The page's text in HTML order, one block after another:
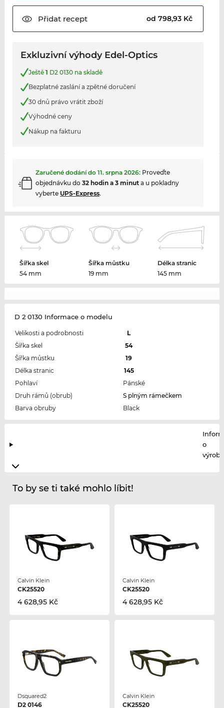
Přidatrecept od 798,93 Kč
Exkluzivní výhody Edel-Optics
Ještě 1 D2 0130 na skladě
Bezplatné zaslání a zpětné doručení
30 dnů právo vrátit zboží
Výhodné ceny
Nákup na fakturu
Zaručené dodání do 11. srpna 2026: Proveďte
objednávku do 32 hodin a 3 minuta u pokladny
vyberte UPS-Express.
Šířka skel
54 mm
Šířka můstku
19 mm
Délka stranic
145 mm
D 2 0130 Informace o modelu
Velikosti a podrobnosti
L
Šířka skel
54
Šířka můstku
19
Délka stranic
145
Pohlaví
Pánské
Druh rámů (obrub)
S plným rámečkem
Barva obruby
Black
o
To by se ti také mohlo líbit!
Calvin Klein
CK25520
4 628,95 Kč
Calvin Klein
CK25520
4 628,95 Kč
Dsquared2
D2 0146
Calvin Klein
CK25520